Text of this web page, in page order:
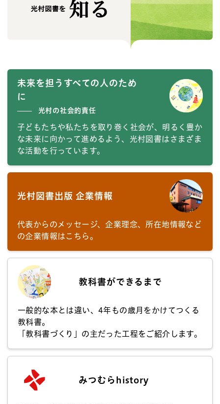
未来を担うすべての人のため
に
光村の社会的責任
子どもたちや私たちを取り巻く社会が、明るく豊か
な未来に向かって進めるよう、光村図書はさまざま
な活動を行っています。
光村図書出版 企業情報
代表からのメッセージ、企業理念、所在地情報など
の企業情報はこちら。
教科書ができるまで
一般的な本とは違い、4年もの歳月をかけてつくる
教科書。
「教科書づくり」の主だった工程をご紹介します。
みつむらhistory